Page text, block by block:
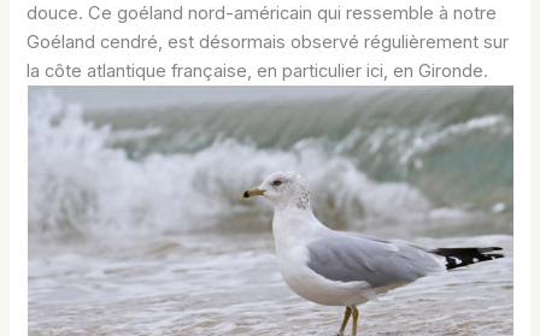
douce. Ce goéland nord-américain qui ressemble à notre
Goéland cendré, est désormais observé régulièrement sur
la côte atlantique française, en particulier ici, en Gironde.